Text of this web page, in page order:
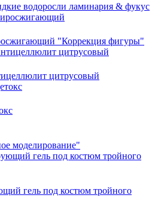
водоросли ламинария & фукус
"Коррекция фигуры"
цитрусовый
моделирование"
гель под костюм тройного